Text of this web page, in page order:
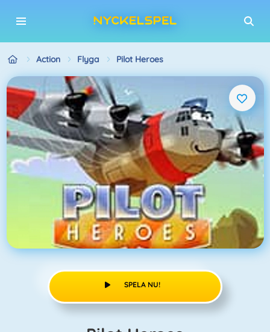
Action Flyga Pilot Heroes
SPELA NU!